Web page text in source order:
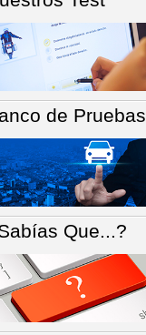
de Pruebas
Que...?